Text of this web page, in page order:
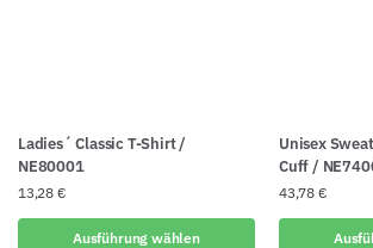
Ladies´ Classic T-Shirt /
NE80001
13,28 €
Ausführung wählen
Unisex
Cuff /
43,78 €